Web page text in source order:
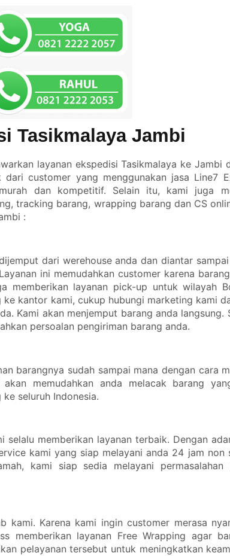
Tasikmalaya Jambi
layanan ekspedisi Tasikmalaya ke Jambi
customer yang menggunakan jasa Line7
dan kompetitif. Selain itu, kami juga
tracking barang, wrapping barang dan CS
:
dari werehouse anda dan diantar
ini memudahkan customer karena
memberikan layanan pick-up untuk wilayah
kantor kami, cukup hubungi marketing kami
Kami akan menjemput barang anda langsung.
persoalan pengiriman barang anda.
barangnya sudah sampai mana dengan cara
memudahkan anda melacak barang
seluruh Indonesia.
memberikan layanan terbaik. Dengan
kami yang siap melayani anda 24 jam non
kami siap sedia melayani permasalahan
kami. Karena kami ingin customer merasa
memberikan layanan Free Wrapping agar
pelayanan tersebut untuk meningkatkan